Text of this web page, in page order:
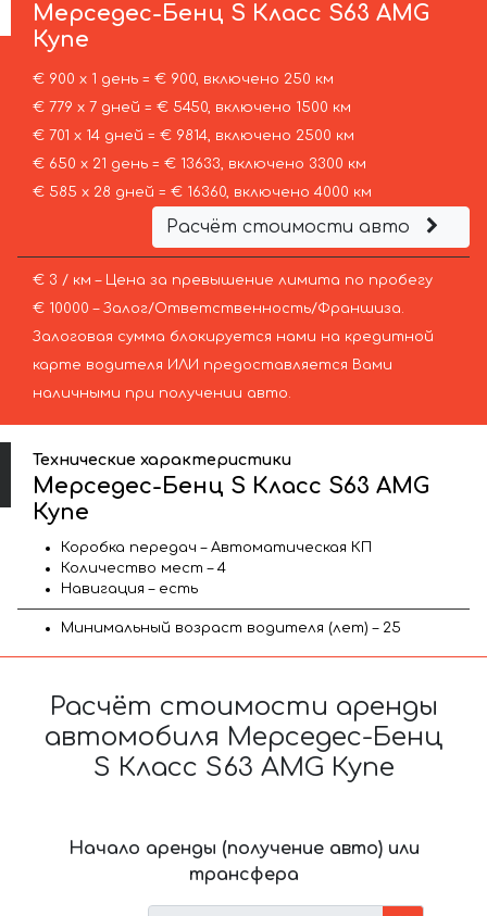
Мерседес-Бенц S Класс S63 AMG
Купе
€ 900 х 1 день = € 900, включено 250 км
€ 779 х 7 дней = € 5450, включено 1500 км
€ 701 х 14 дней = € 9814, включено 2500 км
€ 650 х 21 день = € 13633, включено 3300 км
€ 585 х 28 дней = € 16360, включено 4000 км
Расчёт стоимости авто
€ 3 / км – Цена за превышение лимита по пробегу
€ 10000 – Залог/Ответственность/Франшиза.
Залоговая сумма блокируется нами на кредитной
карте водителя ИЛИ предоставляется Вами
наличными при получении авто.
Технические характеристики
Мерседес-Бенц S Класс S63 AMG
Купе
Коробка передач – Автоматическая КП
Количество мест – 4
Навигация – есть
Минимальный возраст водителя (лет) – 25
Расчёт стоимости аренды
автомобиля Мерседес-Бенц
S Класс S63 AMG Купе
Начало аренды (получение авто) или
трансфера